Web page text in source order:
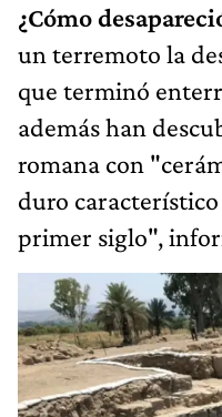
¿Cómo
un terremoto la
que terminó
además han
romana con
duro característico
primer siglo",